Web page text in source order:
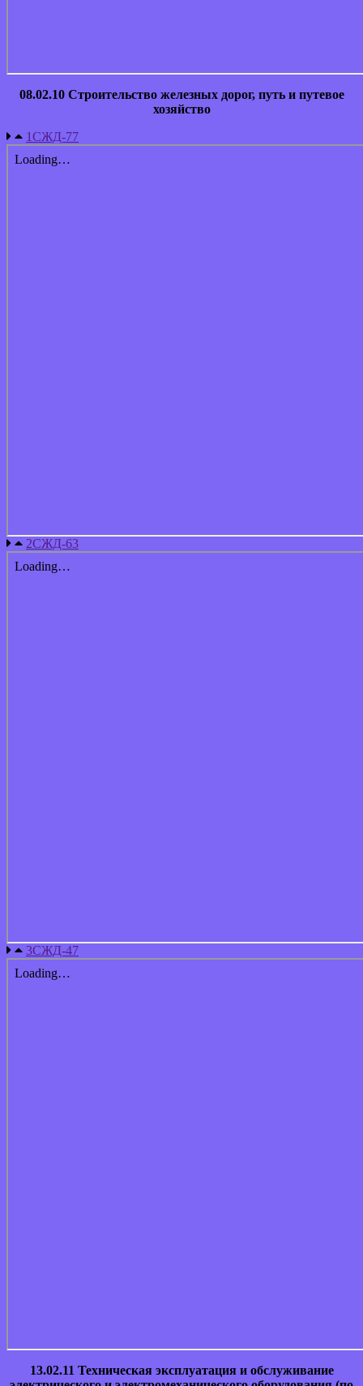
08.02.10 Строительство железных дорог, путь и путевое
хозяйство
1СЖД-77
2СЖД-63
3СЖД-47
13.02.11 Техническая эксплуатация и обслуживание